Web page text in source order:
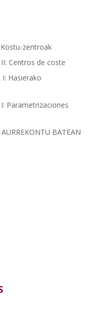
Kostu-zentroak
Centros de coste
I: Hasierako
Parametrizaciones
BATEAN